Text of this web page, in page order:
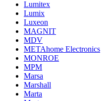
Lumitex
Lumix
Luxeon
MAGNIT
MDV
METAhome Electronics
MONROE
MPM
Marsa
Marshall
Marta